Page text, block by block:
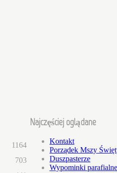
1164
703
Najczęściej oglądane
Kontakt
Porządek Mszy
Duszpasterze
Wypominki parafialne